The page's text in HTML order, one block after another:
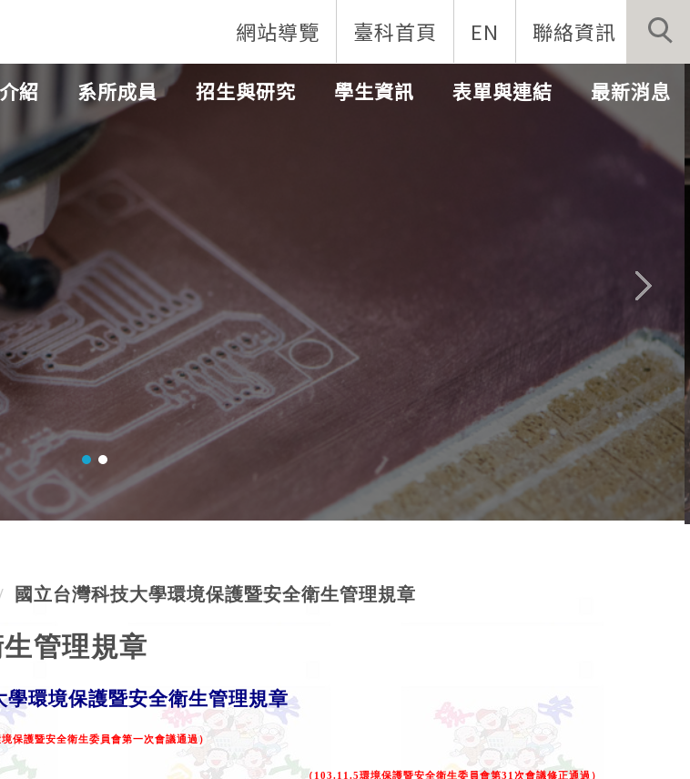
網站導覽 臺科首頁 EN 聯絡資訊
紹 系所成員 招生與研究 學生資訊 表單與連結 最新消息
國立台灣科技大學環境保護暨安全衛生管理規章
管理規章
學環境保護暨安全衛生管理規章
境保護暨安全衛生委員會第一次會議通過）
（ 103.11.5環境保護暨安全衛生委員會第31 次會議修正通過）